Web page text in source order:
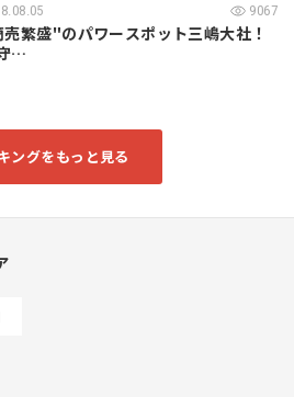
9067
繁盛"のパワースポット三嶋大社！
…
ングをもっと見る